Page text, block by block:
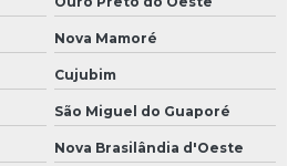
Nova Mamoré
Cujubim
São Miguel do Guaporé
Nova Brasilândia d'Oeste